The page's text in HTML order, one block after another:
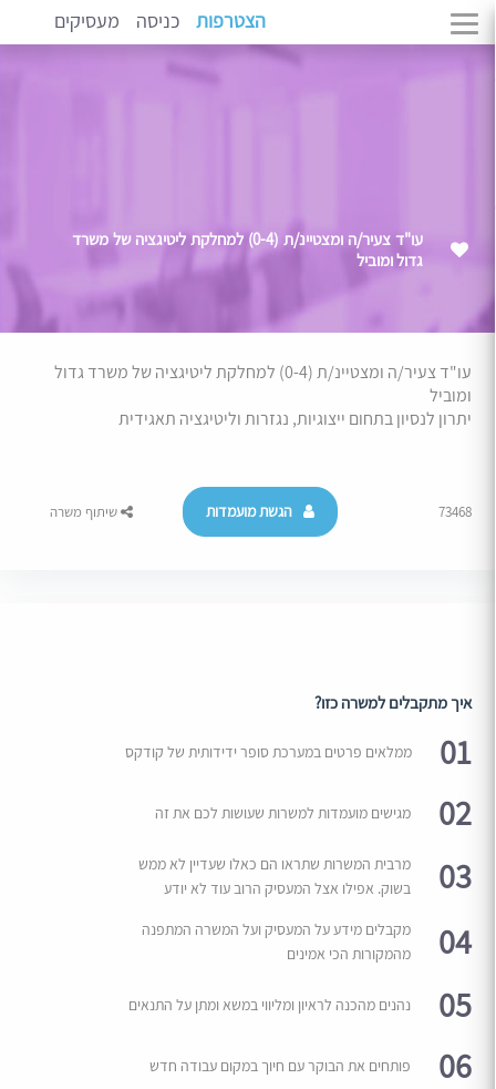
הצטרפות כניסה מעסיקים
עו"ד צעיר/ה ומצטיינ/ת (0-4) למחלקת ליטיגציה של משרד
גדול ומוביל
עו"ד צעיר/ה ומצטיינ/ת (0-4) למחלקת ליטיגציה של משרד גדול
ומוביל
יתרון לנסיון בתחום ייצוגיות, נגזרות וליטיגציה תאגידית
73468 הגשת מועמדות שיתוף משרה
איך מתקבלים למשרה כזו?
01 ממלאים פרטים במערכת סופר ידידותית של קודקס
02 מגישים מועמדות למשרות שעושות לכם את זה
03
מרבית המשרות שתראו הם כאלו שעדיין לא ממש
בשוק. אפילו אצל המעסיק הרוב עוד לא יודע
04
מקבלים מידע על המעסיק ועל המשרה המתפנה
מהמקורות הכי אמינים
05 נהנים מהכנה לראיון ומליווי במשא ומתן על התנאים
06 פותחים את הבוקר עם חיוך במקום עבודה חדש